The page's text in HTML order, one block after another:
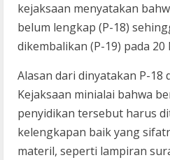
kejaksaan menyatakan
belum lengkap (P-18)
dikembalikan (P-19) pada 20
Alasan dari dinyatakan P-18
Kejaksaan minialai bahwa
penyidikan tersebut harus
kelengkapan baik yang
materil, seperti lampiran